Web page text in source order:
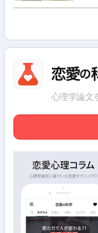
心理学論文